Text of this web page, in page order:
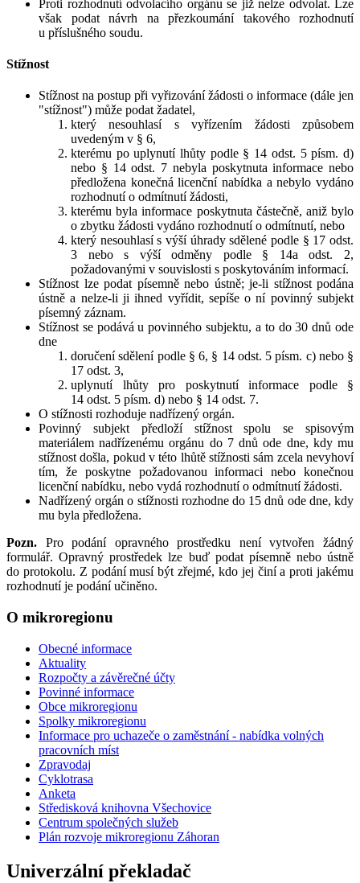
Proti rozhodnutí odvolacího orgánu se již nelze odvolat. Lze
však podat návrh na přezkoumání takového rozhodnutí
u příslušného soudu.
Stížnost
Stížnost na postup při vyřizování žádosti o informace (dále jen
"stížnost") může podat žadatel,
který nesouhlasí s vyřízením žádosti způsobem
uvedeným v § 6,
kterému po uplynutí lhůty podle § 14 odst. 5 písm. d)
nebo § 14 odst. 7 nebyla poskytnuta informace nebo
předložena konečná licenční nabídka a nebylo vydáno
rozhodnutí o odmítnutí žádosti,
kterému byla informace poskytnuta částečně, aniž bylo
o zbytku žádosti vydáno rozhodnutí o odmítnutí, nebo
který nesouhlasí s výší úhrady sdělené podle § 17 odst.
3 nebo s výší odměny podle § 14a odst. 2,
požadovanými v souvislosti s poskytováním informací.
Stížnost lze podat písemně nebo ústně; je-li stížnost podána
ústně a nelze-li ji ihned vyřídit, sepíše o ní povinný subjekt
písemný záznam.
Stížnost se podává u povinného subjektu, a to do 30 dnů ode
dne
doručení sdělení podle § 6, § 14 odst. 5 písm. c) nebo §
17 odst. 3,
uplynutí lhůty pro poskytnutí informace podle §
14 odst. 5 písm. d) nebo § 14 odst. 7.
O stížnosti rozhoduje nadřízený orgán.
Povinný subjekt předloží stížnost spolu se spisovým
materiálem nadřízenému orgánu do 7 dnů ode dne, kdy mu
stížnost došla, pokud v této lhůtě stížnosti sám zcela nevyhoví
tím, že poskytne požadovanou informaci nebo konečnou
licenční nabídku, nebo vydá rozhodnutí o odmítnutí žádosti.
Nadřízený orgán o stížnosti rozhodne do 15 dnů ode dne, kdy
mu byla předložena.
Pozn. Pro podání opravného prostředku není vytvořen žádný
formulář. Opravný prostředek lze buď podat písemně nebo ústně
do protokolu. Z podání musí být zřejmé, kdo jej činí a proti jakému
rozhodnutí je podání učiněno.
O mikroregionu
Obecné informace
Aktuality
Rozpočty a závěrečné účty
Povinné informace
Obce mikroregionu
Spolky mikroregionu
Informace pro uchazeče o zaměstnání - nabídka volných
pracovních míst
Zpravodaj
Cyklotrasa
Anketa
Středisková knihovna Všechovice
Centrum společných služeb
Plán rozvoje mikroregionu Záhoran
Univerzální překladač